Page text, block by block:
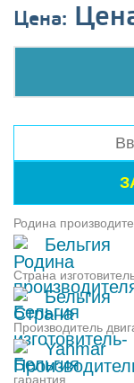
Цена:
Родина
Бельгия
Страна
Бельгия
Производитель
Yanmar
гарантия